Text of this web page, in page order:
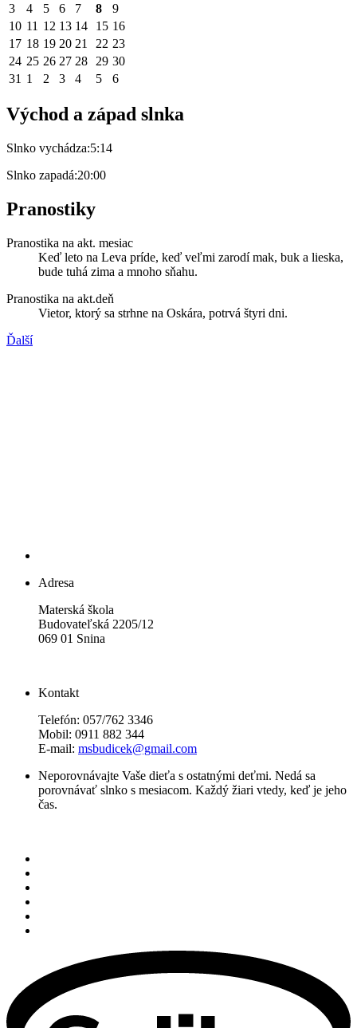
3
4 5 6 7 8
9
10 11 12 13 14 15 16
17 18 19 20 21 22 23
24 25 26 27 28 29 30
31 1 2 3 4 5 6
Východ a západ slnka
Slnko vychádza:5:14
Slnko zapadá:20:00
Pranostiky
Pranostika na akt. mesiac
Keď leto na Leva príde, keď veľmi zarodí mak, buk a lieska,
bude tuhá zima a mnoho sňahu.
Pranostika na akt.deň
Vietor, ktorý sa strhne na Oskára, potrvá štyri dni.
Ďalší
Adresa
Materská škola
Budovateľská 2205/12
069 01 Snina
Kontakt
Telefón: 057/762 3346
Mobil: 0911 882 344
E-mail: msbudicek@gmail.com
Neporovnávajte Vaše dieťa s ostatnými deťmi. Nedá sa
porovnávať slnko s mesiacom. Každý žiari vtedy, keď je jeho
čas.